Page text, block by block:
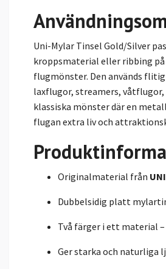
Uni-Mylar Tinsel Gold/Silver
kroppsmaterial eller ribbing
flugmönster. Den används
laxflugor, streamers, våtflugor,
klassiska mönster där en
flugan extra liv och
Originalmaterial från
Dubbelsidig platt
Två färger i ett material –
Ger starka och naturliga